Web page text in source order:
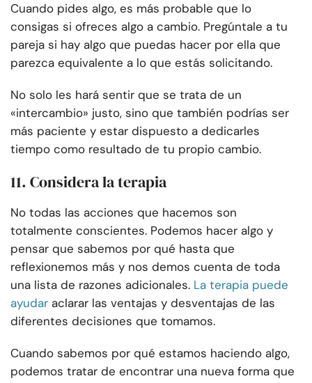
Cuando pides algo, es más probable que lo
consigas si ofreces algo a cambio. Pregúntale a tu
pareja si hay algo que puedas hacer por ella que
parezca equivalente a lo que estás solicitando.
No solo les hará sentir que se trata de un
«intercambio» justo, sino que también podrías ser
más paciente y estar dispuesto a dedicarles
tiempo como resultado de tu propio cambio.
11. Considera la terapia
No todas las acciones que hacemos son
totalmente conscientes. Podemos hacer algo y
pensar que sabemos por qué hasta que
reflexionemos más y nos demos cuenta de toda
una lista de razones adicionales. La terapia puede
ayudar aclarar las ventajas y desventajas de las
diferentes decisiones que tomamos.
Cuando sabemos por qué estamos haciendo algo,
podemos tratar de encontrar una nueva forma que